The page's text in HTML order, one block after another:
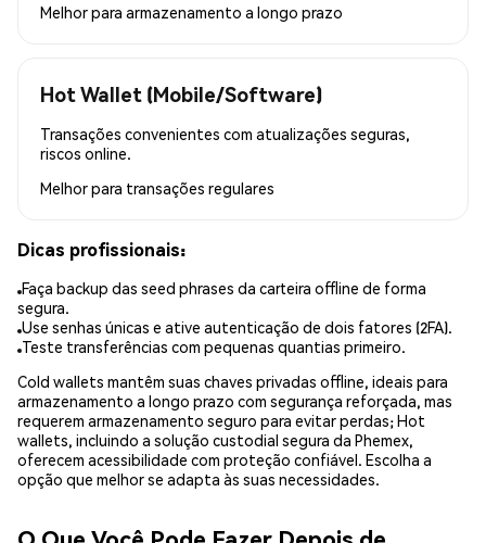
Melhor para armazenamento a longo prazo
Hot Wallet (Mobile/Software)
Transações convenientes com atualizações seguras,
riscos online.
Melhor para transações regulares
Dicas profissionais:
Faça backup das seed phrases da carteira offline de forma
segura.
Use senhas únicas e ative autenticação de dois fatores (2FA).
Teste transferências com pequenas quantias primeiro.
Cold wallets mantêm suas chaves privadas offline, ideais para
armazenamento a longo prazo com segurança reforçada, mas
requerem armazenamento seguro para evitar perdas; Hot
wallets, incluindo a solução custodial segura da Phemex,
oferecem acessibilidade com proteção confiável. Escolha a
opção que melhor se adapta às suas necessidades.